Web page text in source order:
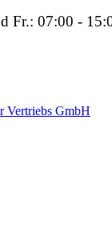
Fr.: 07:00 -